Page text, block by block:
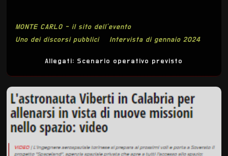
MONTE CARLO - il sito dell'evento
Uno dei discorsi pubblici
Intervista di gennaio 2024
Allegati: Scenario operativo previsto